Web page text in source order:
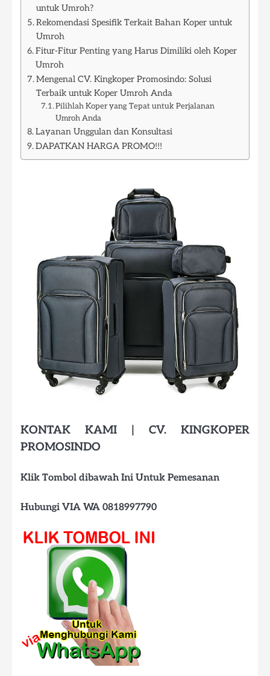
untuk Umroh?
Rekomendasi Spesifik Terkait Bahan Koper untuk
Umroh
Fitur-Fitur Penting yang Harus Dimiliki oleh Koper
Umroh
Mengenal CV. Kingkoper Promosindo: Solusi
Terbaik untuk Koper Umroh Anda
Pilihlah Koper yang Tepat untuk Perjalanan
Umroh Anda
Layanan Unggulan dan Konsultasi
DAPATKAN HARGA PROMO!!!
KONTAK KAMI | CV. KINGKOPER
PROMOSINDO
Klik Tombol dibawah Ini Untuk Pemesanan
Hubungi VIA WA 0818997790